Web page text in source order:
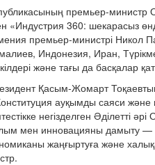
премьер-министр
«Индустрия 360: шекарасыз
премьер-министрі Никол
Индонезия, Иран,
және тағы да басқалар
Қасым-Жомарт
ауқымды саяси
негізделген Әділетті
мен инновацияны дамыту —
жаңғыртуға және